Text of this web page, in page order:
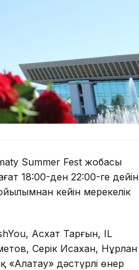
Summer Fest жобасы
18:00-ден 22:00-ге дейін
кейін мерекелік
Асхат Тарғын, IL
Серік Исахан, Нұрлан
«Алатау» дәстүрлі өнер